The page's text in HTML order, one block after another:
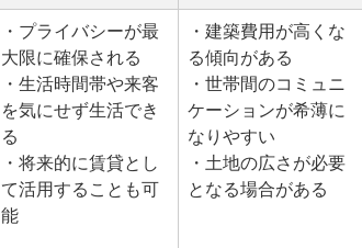
・プライバシーが最
大限に確保される
・生活時間帯や来客
を気にせず生活でき
る
・将来的に賃貸とし
て活用することも可
能
・建築費用が高くな
る傾向がある
・世帯間のコミュニ
ケーションが希薄に
なりやすい
・土地の広さが必要
となる場合がある